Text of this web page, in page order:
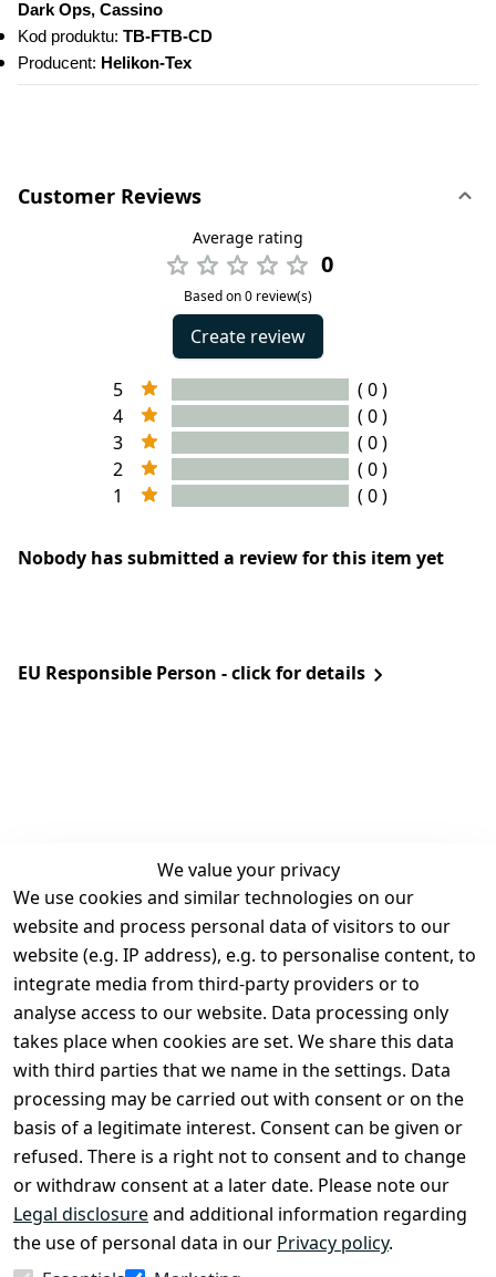
Dark Ops, Cassino
Kod produktu: TB-FTB-CD
Producent: Helikon-Tex
Customer Reviews
Average rating
0
Based on 0 review(s)
Create review
5
( 0 )
4
( 0 )
3
( 0 )
2
( 0 )
1
( 0 )
Nobody has submitted a review for this item yet
EU Responsible Person - click for details
We value your privacy
We use cookies and similar technologies on our
website and process personal data of visitors to our
website (e.g. IP address), e.g. to personalise content, to
integrate media from third-party providers or to
analyse access to our website. Data processing only
takes place when cookies are set. We share this data
with third parties that we name in the settings. Data
processing may be carried out with consent or on the
basis of a legitimate interest. Consent can be given or
refused. There is a right not to consent and to change
or withdraw consent at a later date. Please note our
Legal disclosureand additional information regarding
the use of personal data in our Privacy policy.
Legal
Terms and
Conditions
Legal
disclosure
Privacy Policy
Declaration of
accessibility
Cancellation
rights
Contact
Register
Withdraw